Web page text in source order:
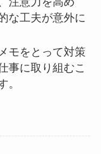
な工夫が意外に
モをとって対策
事に取り組むこ
。